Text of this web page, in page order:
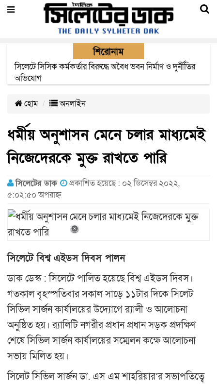
শিরোনাম
২২ ঘণ্টা পর ত্রুটি সেরে জেদ্দার উদ্দেশ্যে ছাড়লো বিমানের ফ্লাইট
হোম অনলাইন
ধর্মীয় অনুশাসন মেনে চলার মাধ্যমেই
নিজেদেরকে মুক্ত রাখতে পারি
সিলেটের ডাক
প্রকাশিত হয়েছে : ০২ ডিসেম্বর ২০২২,
৫:০২:৫০ অপরাহ্ন
সিলেটে বিশ্ব এইডস দিবস পালন
ডাক ডেস্ক : সিলেটে পালিত হয়েছে বিশ্ব এইডস দিবস।
গতকাল বৃহস্পতিবার সকাল সাড়ে ১১টার দিকে সিলেট
সিভিল সার্জন কার্যালয়ের উদ্যোগে র‌্যালী ও আলোচনা
অনুষ্ঠিত হয়। র‌্যালিটি নগরীর প্রধান প্রধান সড়ক প্রদক্ষিণ
শেষে সিভিল সার্জন কার্যালয়ের সম্মেলন কক্ষে আলোচনা
সভায় মিলিত হয়।
সিলেট সিভিল সার্জন ডা. এস এম শাহরিয়ার’র সভাপতিত্বে